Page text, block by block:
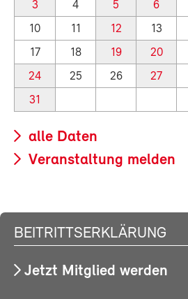
3 4 5 6
10
11 12 13
17
18 19 20
24
25 26 27
31
alle Daten
Veranstaltung melden
BEITRITTSERKLÄRUNG
Jetzt Mitglied werden